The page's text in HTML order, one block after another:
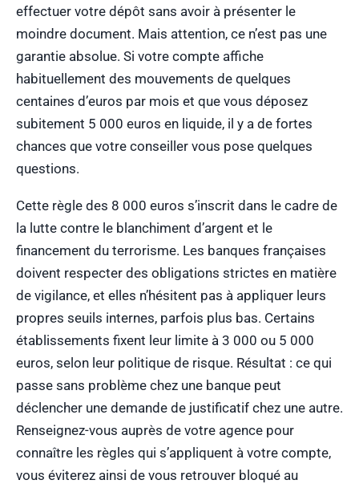
effectuer votre dépôt sans avoir à présenter le
moindre document. Mais attention, ce n’est pas une
garantie absolue. Si votre compte affiche
habituellement des mouvements de quelques
centaines d’euros par mois et que vous déposez
subitement 5 000 euros en liquide, il y a de fortes
chances que votre conseiller vous pose quelques
questions.
Cette règle des 8 000 euros s’inscrit dans le cadre de
la lutte contre le blanchiment d’argent et le
financement du terrorisme. Les banques françaises
doivent respecter des obligations strictes en matière
de vigilance, et elles n’hésitent pas à appliquer leurs
propres seuils internes, parfois plus bas. Certains
établissements fixent leur limite à 3 000 ou 5 000
euros, selon leur politique de risque. Résultat : ce qui
passe sans problème chez une banque peut
déclencher une demande de justificatif chez une autre.
Renseignez-vous auprès de votre agence pour
connaître les règles qui s’appliquent à votre compte,
vous éviterez ainsi de vous retrouver bloqué au